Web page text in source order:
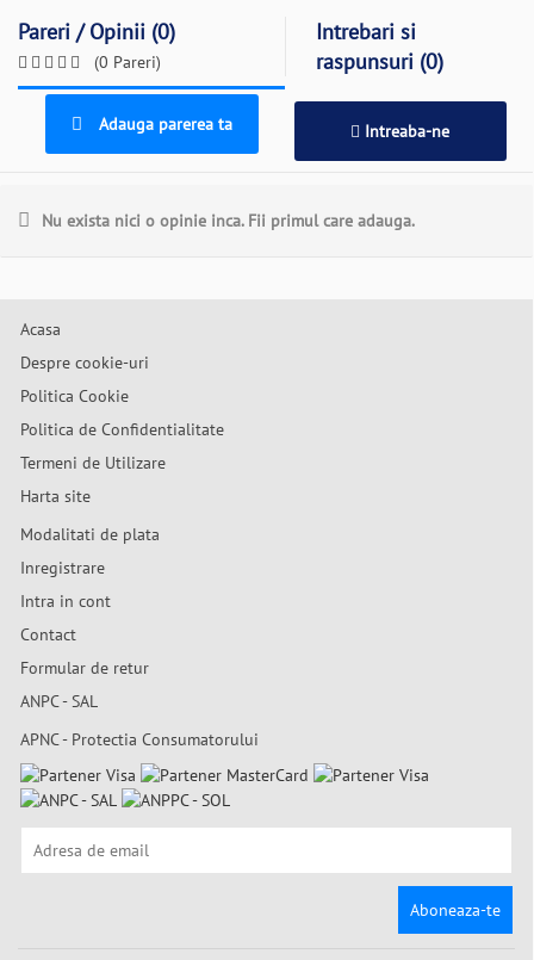
Pareri / Opinii (0)
(0 Pareri)
Intrebari si
raspunsuri (0)
Adauga parerea ta Intreaba-ne
Nu exista nici o opinie inca. Fii primul care adauga.
Acasa
Despre cookie-uri
Politica Cookie
Politica de Confidentialitate
Termeni de Utilizare
Harta site
Modalitati de plata
Inregistrare
Intra in cont
Contact
Formular de retur
ANPC - SAL
APNC - Protectia Consumatorului
Aboneaza-te